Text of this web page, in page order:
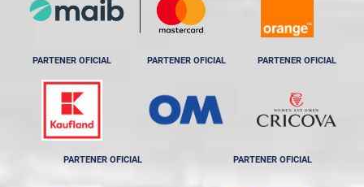
PARTENER OFICIAL PARTENER OFICIAL PARTENER OFICIAL
PARTENER OFICIAL PARTENER OFICIAL